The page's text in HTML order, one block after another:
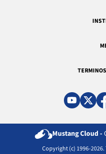
Mustang Cloud -
Copyright (c) 1996-